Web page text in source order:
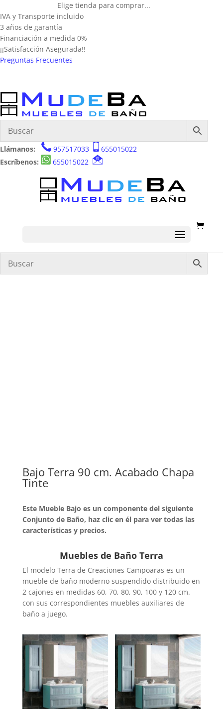
Elige tienda para comprar...
IVA y Transporte incluido
3 años de garantía
Financiación a medida 0%
¡¡Satisfacción Asegurada!!
Preguntas Frecuentes
Llámanos: 957517033
655015022
Escríbenos:
655015022
Bajo Terra 90 cm. Acabado Chapa
Tinte
Este Mueble Bajo es un componente del siguiente
Conjunto de Baño, haz clic en él para ver todas las
características y precios.
Muebles de Baño Terra
El modelo Terra de Creaciones Campoaras es un
mueble de baño moderno suspendido distribuido en
2 cajones en medidas 60, 70, 80, 90, 100 y 120 cm.
con sus correspondientes muebles auxiliares de
baño a juego.